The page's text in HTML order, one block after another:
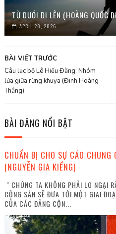
TỪ DƯỚI ĐI LÊN (HOÀNG QUỐC
APRIL 28, 2026
BÀI VIẾT TRƯỚC
Câu lạc bộ Lê Hiếu Đằng: Nhóm
lửa giữa rừng khuya (Đinh Hoàng
Thắng)
BÀI ĐĂNG NỔI BẬT
CHUẨN BỊ CHO SỰ CÁO CHUNG
(NGUYỄN GIA KIỂNG)
" CHÚNG TA KHÔNG PHẢI LO NGẠI
CỘNG SẢN SẼ ĐƯA TỚI MỘT GIAI
CỦA CÁC ĐẢNG CỘN...